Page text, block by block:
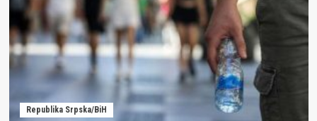
Republika Srpska/BiH